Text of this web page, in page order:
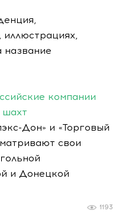
название
компании
Дон» и «Торговый
свои
и Донецкой
1193